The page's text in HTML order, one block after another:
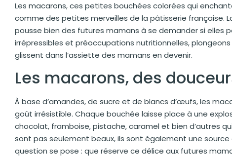
Les macarons, ces petites bouchées colorées qui
comme des petites merveilles de la pâtisserie française.
pousse bien des futures mamans à se demander si elles
irrépressibles et préoccupations nutritionnelles, plongeons
glissent dans l’assiette des mamans en devenir.
Les macarons, des
À base d’amandes, de sucre et de blancs d’œufs, les
goût irrésistible. Chaque bouchée laisse place à une
chocolat, framboise, pistache, caramel et bien d’autres
sont pas seulement beaux, ils sont également une
question se pose : que réserve ce délice aux futures